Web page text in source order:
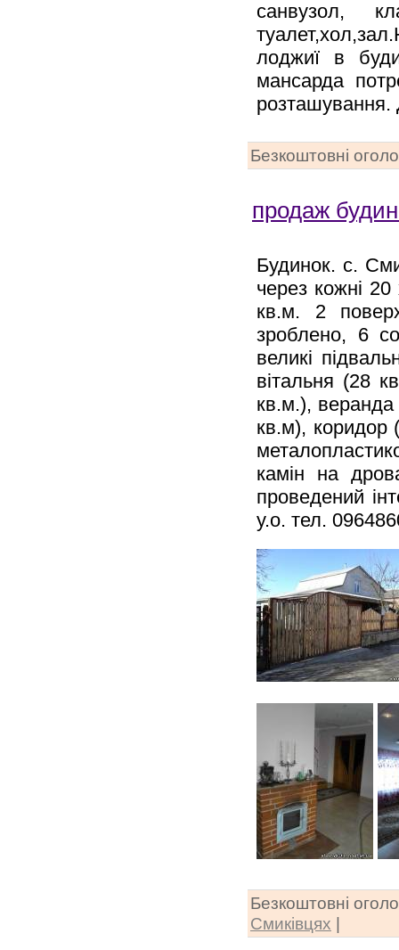
санвузол,
лоджиї в
мансарда
розташування.
Безкоштовні
продаж
Будинок. с.
через кожні
кв.м. 2
зроблено, 6
великі
вітальня (28
кв.м.), веранда
кв.м), коридор
камін на
проведений
у.о. тел.
Безкоштовні
Смиківцях |